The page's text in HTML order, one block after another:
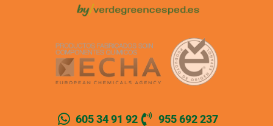
605 34 91 92 955 692 237